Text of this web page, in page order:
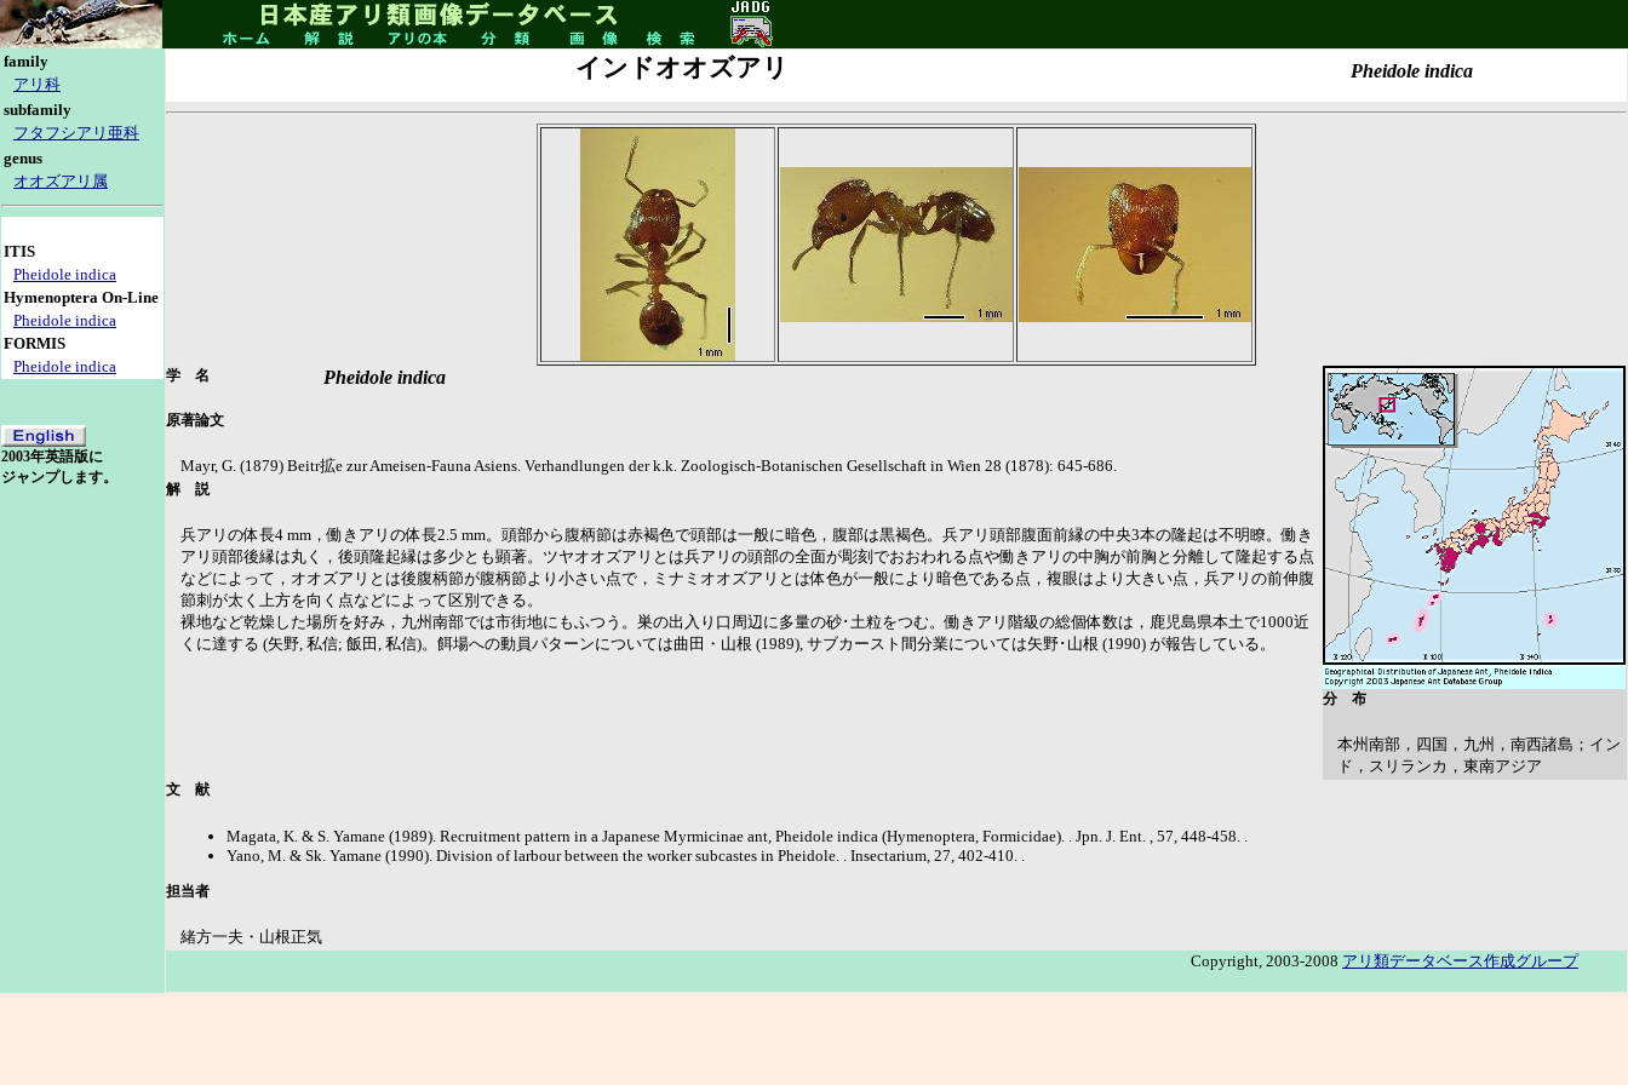
family
アリ科
subfamily
フタフシアリ亜科
genus
オオズアリ属
ITIS
Pheidole indica
Hymenoptera On-Line
Pheidole indica
FORMIS
Pheidole indica
2003年英語版に
ジャンプします。
インドオオズアリ Pheidole indica
学 名 Pheidole indica
原著論文
Mayr, G. (1879) Beitr拡e zur Ameisen-Fauna Asiens. Verhandlungen der k.k. Zoologisch-Botanischen Gesellschaft in Wien 28 (1878): 645-686.
解 説
兵アリの体長4 mm，働きアリの体長2.5 mm。頭部から腹柄節は赤褐色で頭部は一般に暗色，腹部は黒褐色。兵アリ頭部腹面前縁の中央3本の隆起は不明瞭。働き
アリ頭部後縁は丸く，後頭隆起縁は多少とも顕著。ツヤオオズアリとは兵アリの頭部の全面が彫刻でおおわれる点や働きアリの中胸が前胸と分離して隆起する点
などによって，オオズアリとは後腹柄節が腹柄節より小さい点で，ミナミオオズアリとは体色が一般により暗色である点，複眼はより大きい点，兵アリの前伸腹
節刺が太く上方を向く点などによって区別できる。
裸地など乾燥した場所を好み，九州南部では市街地にもふつう。巣の出入り口周辺に多量の砂･土粒をつむ。働きアリ階級の総個体数は，鹿児島県本土で1000近
くに達する (矢野, 私信; 飯田, 私信)。餌場への動員パターンについては曲田・山根 (1989), サブカースト間分業については矢野･山根 (1990) が報告している。
分 布
本州南部，四国，九州，南西諸島；イン
ド，スリランカ，東南アジア
文 献
Magata, K. & S. Yamane (1989). Recruitment pattern in a Japanese Myrmicinae ant, Pheidole indica (Hymenoptera, Formicidae). . Jpn. J. Ent. , 57, 448-458. .
Yano, M. & Sk. Yamane (1990). Division of larbour between the worker subcastes in Pheidole. . Insectarium, 27, 402-410. .
担当者
緒方一夫・山根正気
Copyright, 2003-2008 アリ類データベース作成グループ